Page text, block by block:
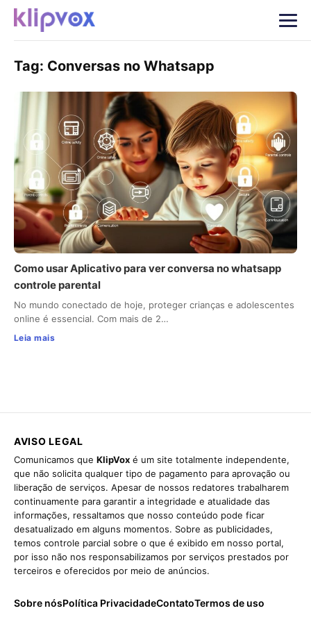
Tag: Conversas no Whatsapp
Como usar Aplicativo para ver conversa no whatsapp
controle parental
No mundo conectado de hoje, proteger crianças e adolescentes
online é essencial. Com mais de 2…
Leia mais
AVISO LEGAL
Comunicamos que KlipVox é um site totalmente independente,
que não solicita qualquer tipo de pagamento para aprovação ou
liberação de serviços. Apesar de nossos redatores trabalharem
continuamente para garantir a integridade e atualidade das
informações, ressaltamos que nosso conteúdo pode ficar
desatualizado em alguns momentos. Sobre as publicidades,
temos controle parcial sobre o que é exibido em nosso portal,
por isso não nos responsabilizamos por serviços prestados por
terceiros e oferecidos por meio de anúncios.
Sobre nósPolítica PrivacidadeContatoTermos de uso